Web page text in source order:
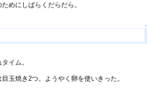
めにしばらくだらだら。
↑
イム。
玉焼き2つ。ようやく卵を使いきった。